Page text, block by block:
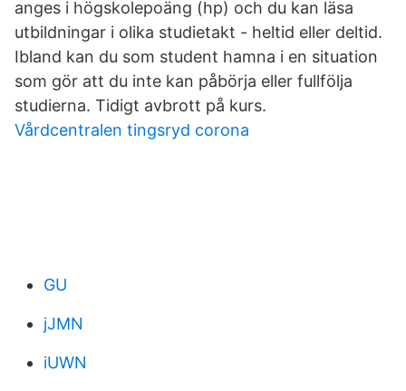
anges i högskolepoäng (hp) och du kan läsa
utbildningar i olika studietakt - heltid eller deltid.
Ibland kan du som student hamna i en situation
som gör att du inte kan påbörja eller fullfölja
studierna. Tidigt avbrott på kurs.
Vårdcentralen tingsryd corona
GU
jJMN
iUWN